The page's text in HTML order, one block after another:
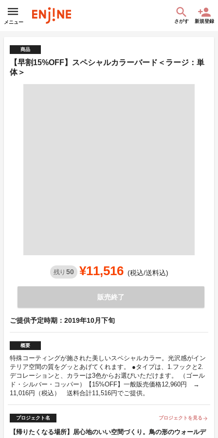
メニュー さがす 新規登録
商品
【早割15%OFF】スペシャルカラーバード＜ラージ：単
体＞
残り 50 ¥11,516 (税込/送料込)
販売終了
ご提供予定時期：2019年10月下旬
概要
特殊コーティングが施された美しいスペシャルカラー。光沢感がイン
テリア空間の質をグッとあげてくれます。 ●タイプは、1.フックと2.
デコレーションと、カラーは3色からお選びいただけます。 （ゴール
ド・シルバー・コッパー）【15%OFF】一般販売価格12,960円 →
11,016円（税込） 送料合計11,516円でご提供。
プロジェクト名 プロジェクトを見る arrow_forward
【帰りたくなる場所】居心地のいい空間づくり。鳥の形のウォールデ